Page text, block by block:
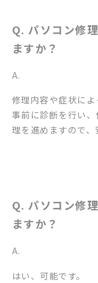
Q. パソコン修
ますか？
A.
修理内容や症状によ
事前に診断を行い
理を進めますので、
Q. パソコン修
ますか？
A.
はい、可能です。